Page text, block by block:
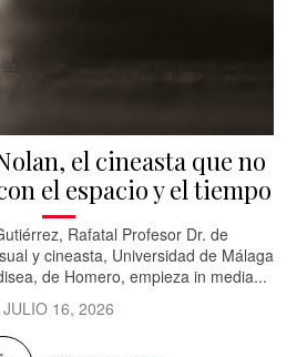
el cineasta que no
el espacio y el tiempo
Rafatal Profesor Dr. de
y cineasta, Universidad de Málaga
de Homero, empieza in media...
JULIO 16, 2026